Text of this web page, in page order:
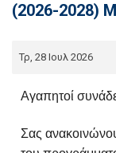
(2026-2028)
Τρ, 28 Ιουλ 2026
Αγαπητοί
Σας